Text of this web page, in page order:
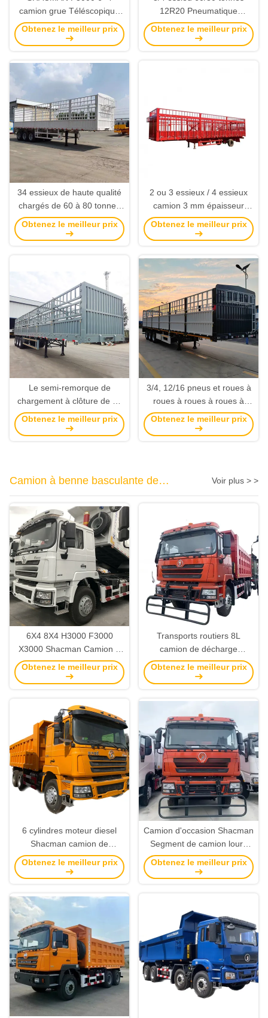
camion grue Téléscopique
camion-boom Boom camion
peut tourner, étirer, soulever
Obtenez le meilleur prix
12R20 Pneumatique
Fermeture de chargement
de bétail Semi-remorque
Obtenez le meilleur prix
34 essieux de haute qualité
chargés de 60 à 80 tonnes
de fret agricole
Obtenez le meilleur prix
2 ou 3 essieux / 4 essieux
camion 3 mm épaisseur
grille plaque cadre plancher
remorque murale latérale
remorque
Obtenez le meilleur prix
Le semi-remorque de
chargement à clôture de 12
pneus à 3 essieux est
équipé d'une suspension
Obtenez le meilleur prix
3/4, 12/16 pneus et roues à
roues à roues à roues à
roues (dimensions:
12400x2500x3650mm)
Obtenez le meilleur prix
Camion à benne basculante de
SHACMAN
Voir plus > >
6X4 8X4 H3000 F3000
X3000 Shacman Camion à
décharge Usé 40T Camion à
bascule Euro 2
Obtenez le meilleur prix
Transports routiers 8L
camion de décharge
Shacman F3000 avec 2
numéros de roulement
Obtenez le meilleur prix
6 cylindres moteur diesel
Shacman camion de
décharges F3000 2022 usé
Obtenez le meilleur prix
Camion d'occasion Shacman
Segment de camion lourd
Volant gauche pour le
transport minier
Obtenez le meilleur prix